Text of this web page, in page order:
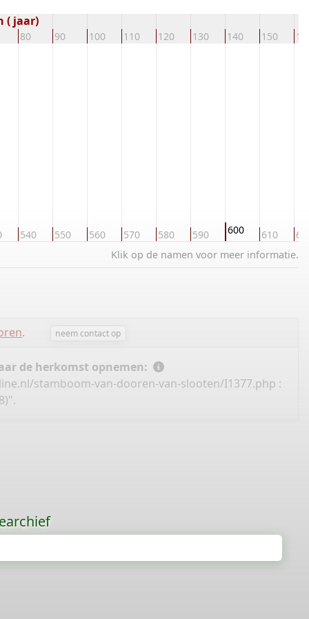
80 90 100 110 120 130 140 150
( jaar)
540 550 560 570 580 590 600 610
Klik op de namen voor meer informatie.
. neem contact op
de herkomst opnemen:
stamboom-van-dooren-van-slooten/I1377.php :